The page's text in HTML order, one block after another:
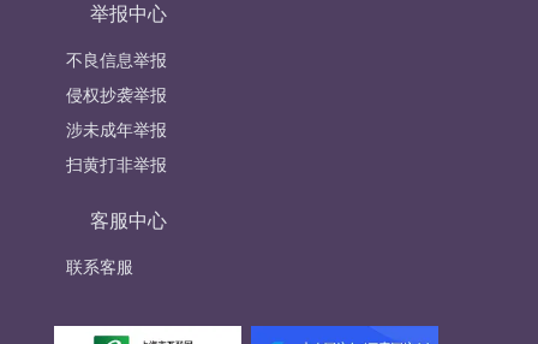
举报中心
不良信息举报
侵权抄袭举报
涉未成年举报
扫黄打非举报
客服中心
联系客服